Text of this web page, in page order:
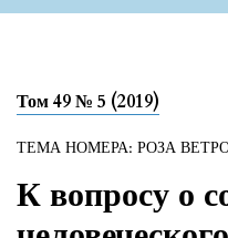
Том 49 № 5 (2019)
ТЕМА НОМЕРА: РОЗА
К вопросу о